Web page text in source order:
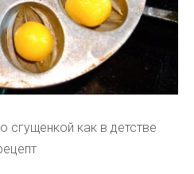
сгущенкой как в детстве